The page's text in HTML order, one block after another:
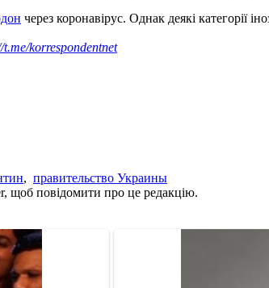
через коронавірус. Однак деякі категорії
t.me/korrespondentnet
, правительство Украины
щоб повідомити про це редакцію.